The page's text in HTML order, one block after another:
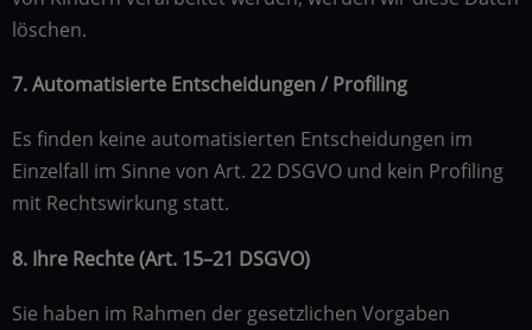
löschen.
7. Automatisierte Entscheidungen / Profiling
Es finden keine automatisierten Entscheidungen im
Einzelfall im Sinne von Art. 22 DSGVO und kein Profiling
mit Rechtswirkung statt.
8. Ihre Rechte (Art. 15–21 DSGVO)
Sie haben im Rahmen der gesetzlichen Vorgaben